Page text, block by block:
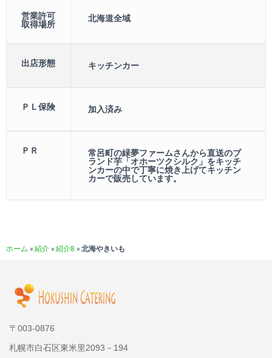
営業許可
取得場所
北海道全域
出店形態 キッチンカー
ＰＬ保険 加入済み
ＰＲ
常呂町の緑夢ファームさんから直送のブ
ランド芋「オホーツクシルク」をキッチ
ンカーの中で丁寧に焼き上げてキッチン
カーで販売しています。
ホーム » 紹介 » 紹介8 » 北海やきいも
〒003-0876
札幌市白石区東米里2093－194